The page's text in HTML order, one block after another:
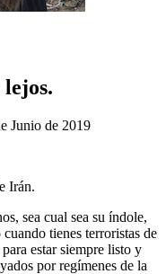
Junio de 2019
Irán.
sea cual sea su índole,
tienes terroristas de
estar siempre listo y
por regímenes de la